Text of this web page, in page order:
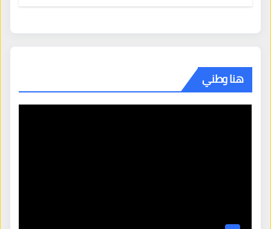
هنا وطني